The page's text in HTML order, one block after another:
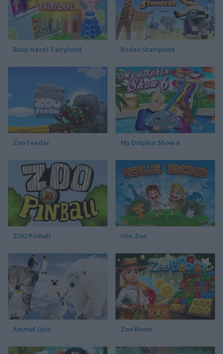
Baby Hazel: Fairyland Rodeo Stampede
Zoo Feeder My Dolphin Show 6
ZOO Pinball Idle Zoo
Animal Quiz Zoo Boom